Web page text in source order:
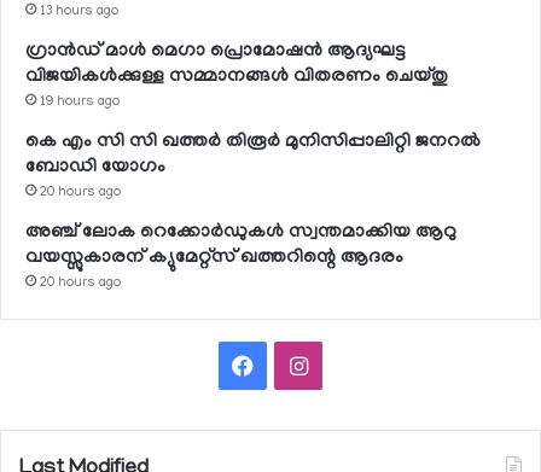
13 hours ago
ഗ്രാന്‍ഡ് മാള്‍ മെഗാ പ്രൊമോഷന്‍ ആദ്യഘട്ട
വിജയികള്‍ക്കുള്ള സമ്മാനങ്ങള്‍ വിതരണം ചെയ്തു
19 hours ago
കെ എം സി സി ഖത്തര്‍ തിരൂര്‍ മുനിസിപ്പാലിറ്റി ജനറല്‍
ബോഡി യോഗം
20 hours ago
അഞ്ച് ലോക റെക്കോര്‍ഡുകള്‍ സ്വന്തമാക്കിയ ആറു
വയസ്സുകാരന് ക്യുമേറ്റ്‌സ് ഖത്തറിന്റെ ആദരം
20 hours ago
FacebookInstagram